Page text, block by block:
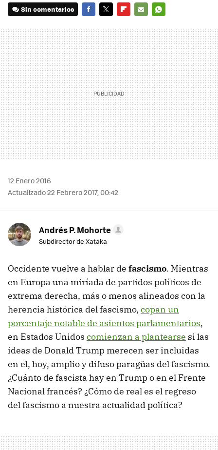
Sin comentarios
MAIL
12 Enero 2016
Actualizado 22 Febrero 2017, 00:42
Andrés P. Mohorte
Subdirector de Xataka
Occidente vuelve a hablar de fascismo. Mientras
en Europa una miríada de partidos políticos de
extrema derecha, más o menos alineados con la
herencia histórica del fascismo, copan un
porcentaje notable de asientos parlamentarios,
en Estados Unidos comienzan a plantearse si las
ideas de Donald Trump merecen ser incluidas
en el, hoy, amplio y difuso paragüas del fascismo.
¿Cuánto de fascista hay en Trump o en el Frente
Nacional francés? ¿Cómo de real es el regreso
del fascismo a nuestra actualidad política?